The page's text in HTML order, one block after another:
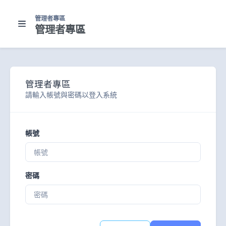
管理者專區
管理者專區
管理者專區
請輸入帳號與密碼以登入系統
帳號
密碼